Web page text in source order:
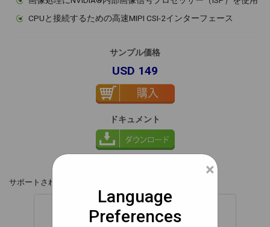
CPUと接続するための高速MIPI CSI-2インターフェース
サンプル価格
USD 149
ドキュメント
サポートされているプラ​​ットフォーム,
×
Language
Preferences